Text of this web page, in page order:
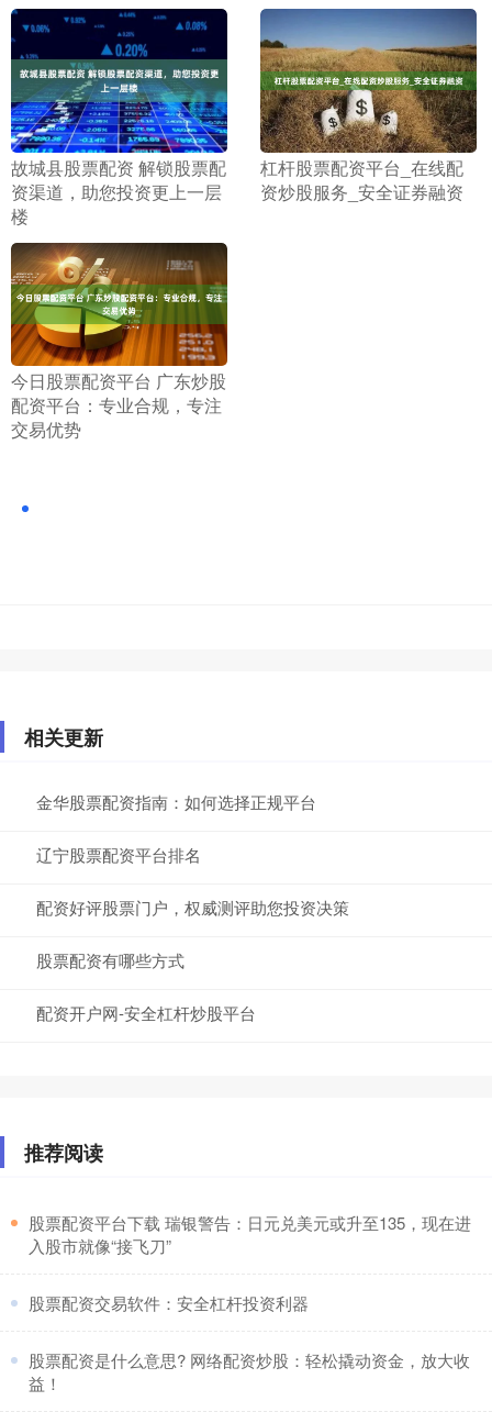
​故城县股票配资 解锁股票配
资渠道，助您投资更上一层
楼
​杠杆股票配资平台_在线配
资炒股服务_安全证券融资
​今日股票配资平台 广东炒股
配资平台：专业合规，专注
交易优势
相关更新
金华股票配资指南：如何选择正规平台
辽宁股票配资平台排名
配资好评股票门户，权威测评助您投资决策
股票配资有哪些方式
配资开户网-安全杠杆炒股平台
推荐阅读
​股票配资平台下载 瑞银警告：日元兑美元或升至135，现在进
入股市就像“接飞刀”
​股票配资交易软件：安全杠杆投资利器
​股票配资是什么意思? 网络配资炒股：轻松撬动资金，放大收
益！